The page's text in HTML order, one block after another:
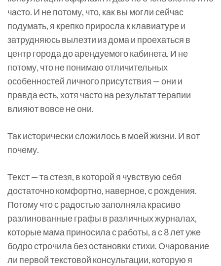
часто. И не потому, что, как вы могли сейчас
подумать, я крепко приросла к клавиатуре и
затрудняюсь вылезти из дома и проехаться в
центр города до арендуемого кабинета. И не
потому, что не понимаю отличительных
особенностей личного присутствия — они и
правда есть, хотя часто на результат терапии
влияют вовсе не они.
Так исторически сложилось в моей жизни. И вот
почему.
Текст — та стезя, в которой я чувствую себя
достаточно комфортно, наверное, с рождения.
Потому что с радостью заполняла красиво
разлинованные графы в различных журналах,
которые мама приносила с работы, а с 8 лет уже
бодро строчила без остановки стихи. Очарование
ли первой текстовой консультации, которую я